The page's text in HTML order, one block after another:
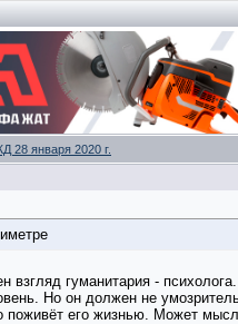
28 января 2020 г.
гуманитария -
Но он должен не
его жизнью. Может